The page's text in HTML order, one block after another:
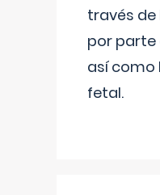
través de
por parte
así como
fetal.